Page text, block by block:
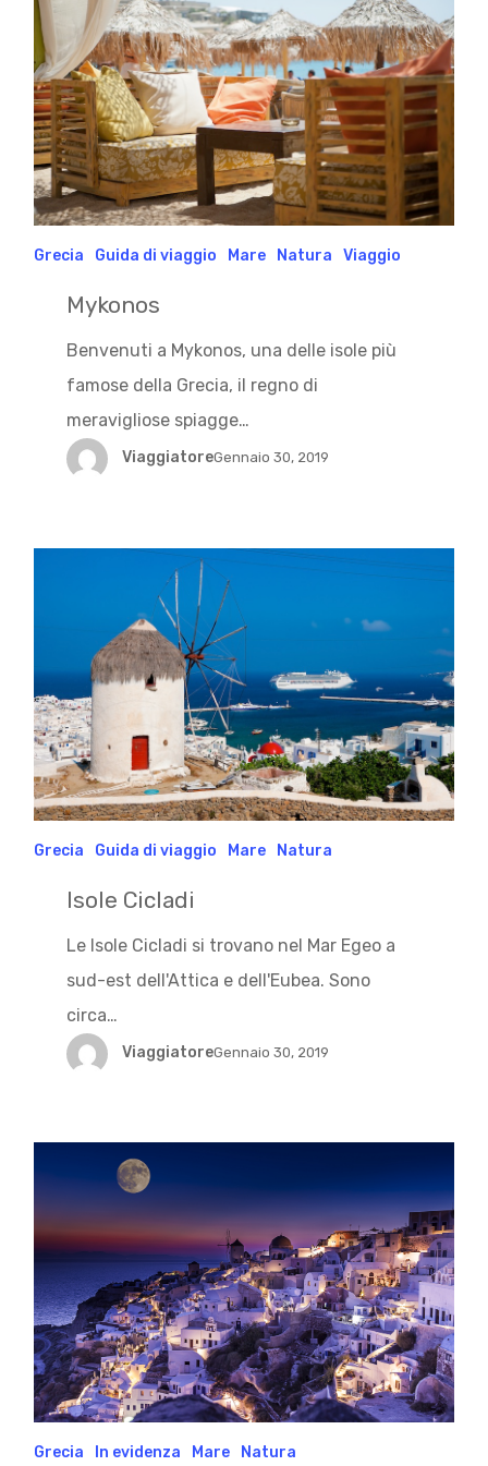
Grecia Guida di viaggio Mare Natura Viaggio
Mykonos
Benvenuti a Mykonos, una delle isole più
famose della Grecia, il regno di
meravigliose spiagge…
ViaggiatoreGennaio 30, 2019
Grecia Guida di viaggio Mare Natura
Isole Cicladi
Le Isole Cicladi si trovano nel Mar Egeo a
sud-est dell'Attica e dell'Eubea. Sono
circa…
ViaggiatoreGennaio 30, 2019
Grecia In evidenza Mare Natura